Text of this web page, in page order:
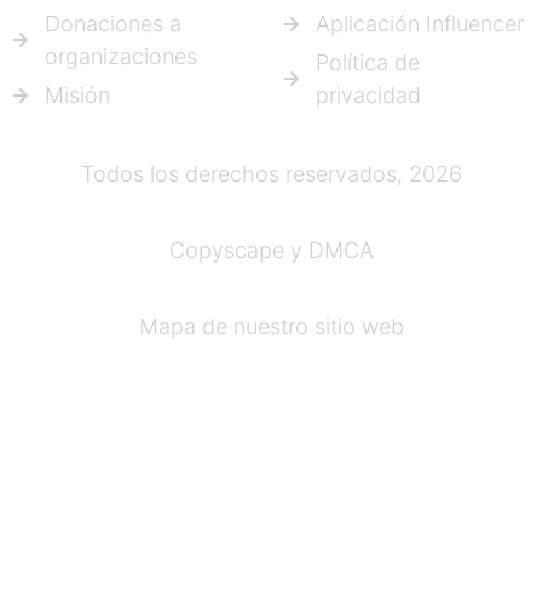
Donaciones a
organizaciones
Misión
Aplicación Influencer
Política de
privacidad
Todos los derechos reservados, 2026
Copyscape y DMCA
Mapa de nuestro sitio web